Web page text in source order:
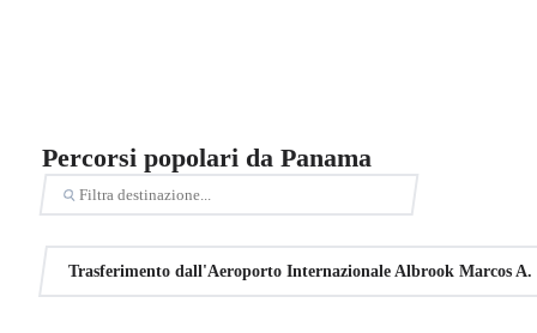
Percorsi popolari da Panama
Trasferimento dall'Aeroporto Internazionale Albrook Marcos A.